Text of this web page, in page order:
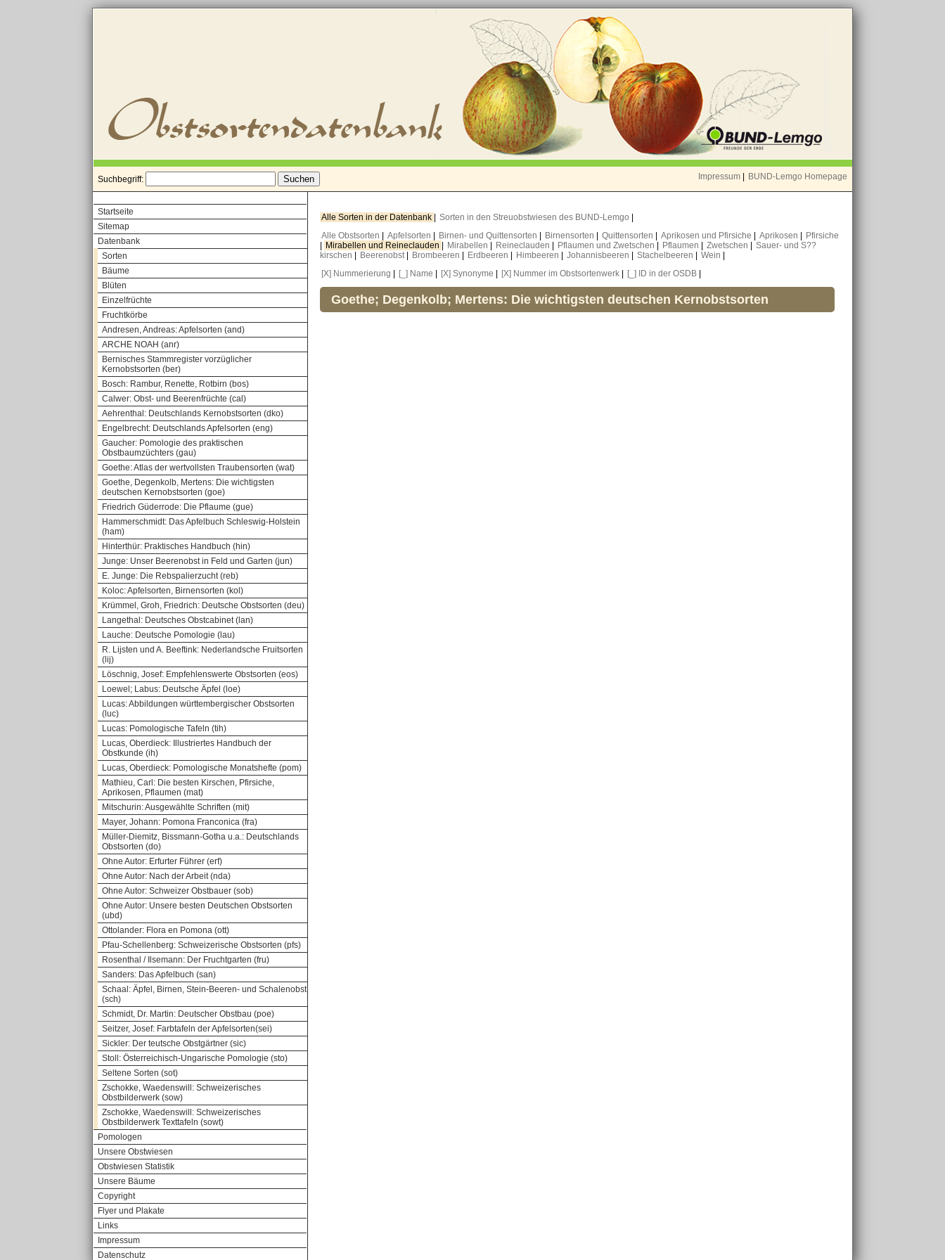
Suchbegriff: Impressum BUND-Lemgo Homepage
Startseite
Sitemap
Datenbank
Sorten
Bäume
Blüten
Einzelfrüchte
Fruchtkörbe
Andresen, Andreas: Apfelsorten (and)
ARCHE NOAH (anr)
Bernisches Stammregister vorzüglicher
Kernobstsorten (ber)
Bosch: Rambur, Renette, Rotbirn (bos)
Calwer: Obst- und Beerenfrüchte (cal)
Aehrenthal: Deutschlands Kernobstsorten (dko)
Engelbrecht: Deutschlands Apfelsorten (eng)
Gaucher: Pomologie des praktischen
Obstbaumzüchters (gau)
Goethe: Atlas der wertvollsten Traubensorten (wat)
Goethe, Degenkolb, Mertens: Die wichtigsten
deutschen Kernobstsorten (goe)
Friedrich Güderrode: Die Pflaume (gue)
Hammerschmidt: Das Apfelbuch Schleswig-Holstein
(ham)
Hinterthür: Praktisches Handbuch (hin)
Junge: Unser Beerenobst in Feld und Garten (jun)
E. Junge: Die Rebspalierzucht (reb)
Koloc: Apfelsorten, Birnensorten (kol)
Krümmel, Groh, Friedrich: Deutsche Obstsorten (deu)
Langethal: Deutsches Obstcabinet (lan)
Lauche: Deutsche Pomologie (lau)
R. Lijsten und A. Beeftink: Nederlandsche Fruitsorten
(lij)
Löschnig, Josef: Empfehlenswerte Obstsorten (eos)
Loewel; Labus: Deutsche Äpfel (loe)
Lucas: Abbildungen württembergischer Obstsorten
(luc)
Lucas: Pomologische Tafeln (tih)
Lucas, Oberdieck: Illustriertes Handbuch der
Obstkunde (ih)
Lucas, Oberdieck: Pomologische Monatshefte (pom)
Mathieu, Carl: Die besten Kirschen, Pfirsiche,
Aprikosen, Pflaumen (mat)
Mitschurin: Ausgewählte Schriften (mit)
Mayer, Johann: Pomona Franconica (fra)
Müller-Diemitz, Bissmann-Gotha u.a.: Deutschlands
Obstsorten (do)
Ohne Autor: Erfurter Führer (erf)
Ohne Autor: Nach der Arbeit (nda)
Ohne Autor: Schweizer Obstbauer (sob)
Ohne Autor: Unsere besten Deutschen Obstsorten
(ubd)
Ottolander: Flora en Pomona (ott)
Pfau-Schellenberg: Schweizerische Obstsorten (pfs)
Rosenthal / Ilsemann: Der Fruchtgarten (fru)
Sanders: Das Apfelbuch (san)
Schaal: Äpfel, Birnen, Stein-Beeren- und Schalenobst
(sch)
Schmidt, Dr. Martin: Deutscher Obstbau (poe)
Seitzer, Josef: Farbtafeln der Apfelsorten(sei)
Sickler: Der teutsche Obstgärtner (sic)
Stoll: Österreichisch-Ungarische Pomologie (sto)
Seltene Sorten (sot)
Zschokke, Waedenswill: Schweizerisches
Obstbilderwerk (sow)
Zschokke, Waedenswill: Schweizerisches
Obstbilderwerk Texttafeln (sowt)
Pomologen
Unsere Obstwiesen
Obstwiesen Statistik
Unsere Bäume
Copyright
Flyer und Plakate
Links
Impressum
Datenschutz
Alle Sorten in der Datenbank Sorten in den Streuobstwiesen des BUND-Lemgo
Alle Obstsorten
Apfelsorten Birnen- und Quittensorten Birnensorten Quittensorten Aprikosen und Pfirsiche Aprikosen
Pfirsiche
Mirabellen und Reineclauden Mirabellen Reineclauden Pflaumen und Zwetschen Pflaumen Zwetschen
Sauer- und S??
kirschen
Beerenobst Brombeeren Erdbeeren Himbeeren Johannisbeeren Stachelbeeren Wein
[X] Nummerierung
[_] Name [X] Synonyme [X] Nummer im Obstsortenwerk [_] ID in der OSDB
Goethe; Degenkolb; Mertens: Die wichtigsten deutschen Kernobstsorten